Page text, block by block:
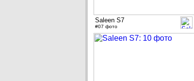
Saleen S7
#07 фото